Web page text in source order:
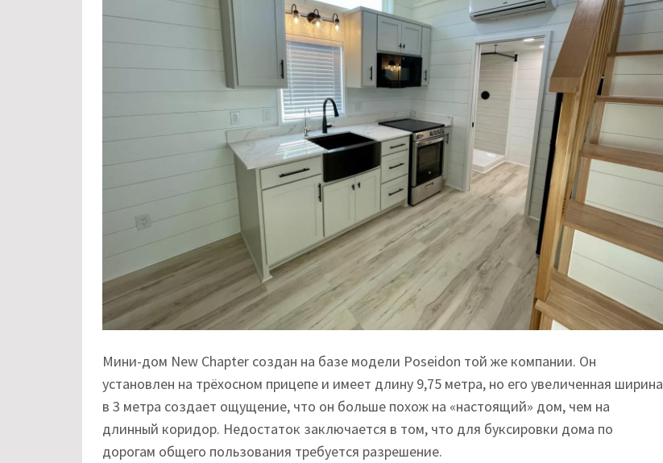
Мини-дом New Chapter создан на базе модели Poseidon той же компании. Он
установлен на трёхосном прицепе и имеет длину 9,75 метра, но его увеличенная ширина
в 3 метра создает ощущение, что он больше похож на «настоящий» дом, чем на
длинный коридор. Недостаток заключается в том, что для буксировки дома по
дорогам общего пользования требуется разрешение.